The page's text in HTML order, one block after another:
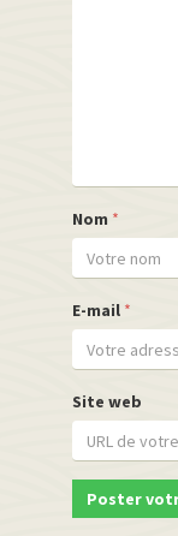
Nom *
E-mail *
Site web